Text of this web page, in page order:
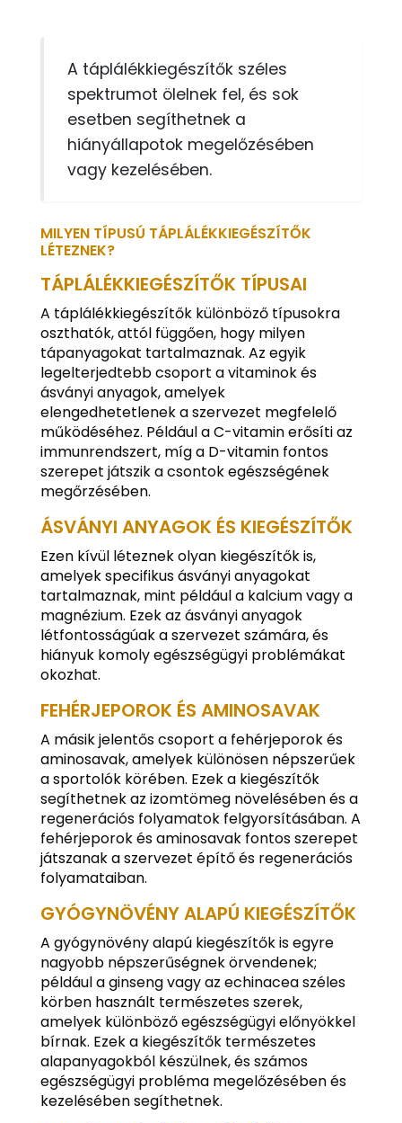
A táplálékkiegészítők széles
spektrumot ölelnek fel, és sok
esetben segíthetnek a
hiányállapotok megelőzésében
vagy kezelésében.
MILYEN TÍPUSÚ TÁPLÁLÉKKIEGÉSZÍTŐK
LÉTEZNEK?
TÁPLÁLÉKKIEGÉSZÍTŐK TÍPUSAI
A táplálékkiegészítők különböző típusokra
oszthatók, attól függően, hogy milyen
tápanyagokat tartalmaznak. Az egyik
legelterjedtebb csoport a vitaminok és
ásványi anyagok, amelyek
elengedhetetlenek a szervezet megfelelő
működéséhez. Például a C-vitamin erősíti az
immunrendszert, míg a D-vitamin fontos
szerepet játszik a csontok egészségének
megőrzésében.
ÁSVÁNYI ANYAGOK ÉS KIEGÉSZÍTŐK
Ezen kívül léteznek olyan kiegészítők is,
amelyek specifikus ásványi anyagokat
tartalmaznak, mint például a kalcium vagy a
magnézium. Ezek az ásványi anyagok
létfontosságúak a szervezet számára, és
hiányuk komoly egészségügyi problémákat
okozhat.
FEHÉRJEPOROK ÉS AMINOSAVAK
A másik jelentős csoport a fehérjeporok és
aminosavak, amelyek különösen népszerűek
a sportolók körében. Ezek a kiegészítők
segíthetnek az izomtömeg növelésében és a
regenerációs folyamatok felgyorsításában. A
fehérjeporok és aminosavak fontos szerepet
játszanak a szervezet építő és regenerációs
folyamataiban.
GYÓGYNÖVÉNY ALAPÚ KIEGÉSZÍTŐK
A gyógynövény alapú kiegészítők is egyre
nagyobb népszerűségnek örvendenek;
például a ginseng vagy az echinacea széles
körben használt természetes szerek,
amelyek különböző egészségügyi előnyökkel
bírnak. Ezek a kiegészítők természetes
alapanyagokból készülnek, és számos
egészségügyi probléma megelőzésében és
kezelésében segíthetnek.